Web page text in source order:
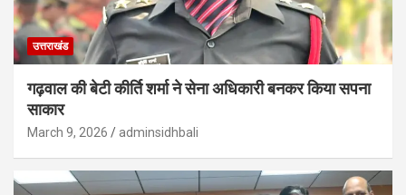
उत्तराखंड
गढ़वाल की बेटी कीर्ति शर्मा ने सेना अधिकारी बनकर किया सपना
साकार
March 9, 2026 adminsidhbali